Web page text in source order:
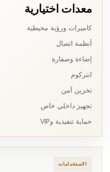
معدات اختيارية
كاميرات ورؤية محيطية
أنظمة اتصال
إضاءة وصفارة
انتركوم
تخزين آمن
تجهيز داخلي خاص
حماية تنفيذية وVIP
الاستخدامات